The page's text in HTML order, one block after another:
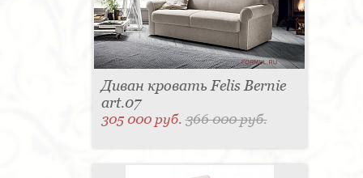
Диван кровать Felis Bernie
art.07
305 000 руб.366 000 руб.